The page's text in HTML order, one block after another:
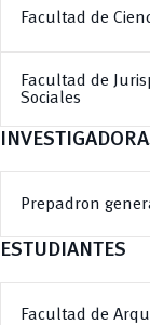
Facultad de
Facultad de
Sociales
Prepadron
ESTUDIANTES
Facultad de